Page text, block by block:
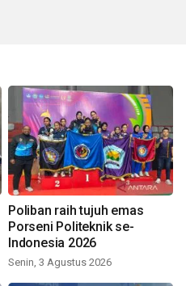
Poliban raih tujuh emas
Porseni Politeknik se-
Indonesia 2026
Senin, 3 Agustus 2026